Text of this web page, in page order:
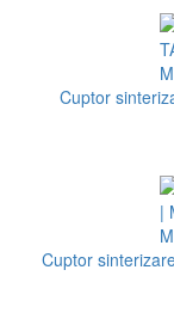
Cuptor
Cuptor